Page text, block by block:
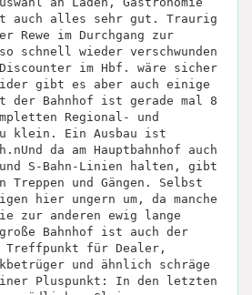
auch alles sehr gut. Traurig
im Durchgang zur
schnell wieder verschwunden
im Hbf. wäre sicher
gibt es aber auch einige
der Bahnhof ist gerade mal 8
Regional- und
klein. Ein Ausbau ist
da am Hauptbahnhof auch
S-Bahn-Linien halten, gibt
und Gängen. Selbst
hier ungern um, da manche
zur anderen ewig lange
Bahnhof ist auch der
Treffpunkt für Dealer,
und ähnlich schräge
Pluspunkt: In den letzten